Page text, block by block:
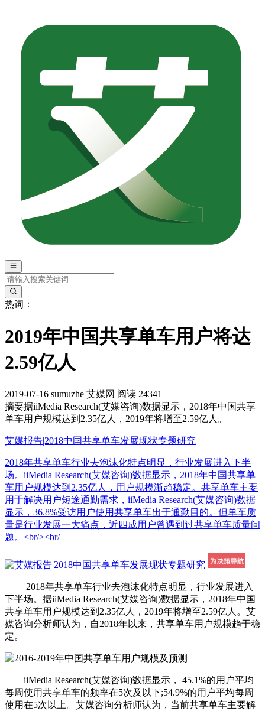
热词：
2019年中国共享单车用户将达
2.59亿人
2019-07-16 sumuzhe 艾媒网 阅读 24341
摘要据iiMedia Research(艾媒咨询)数据显示，2018年中国共享
单车用户规模达到2.35亿人，2019年将增至2.59亿人。
艾媒报告|2018中国共享单车发展现状专题研究
2018年共享单车行业去泡沫化特点明显，行业发展进入下半
场。iiMedia Research(艾媒咨询)数据显示，2018年中国共享单
车用户规模达到2.35亿人，用户规模渐趋稳定。共享单车主要
用于解决用户短途通勤需求，iiMedia Research(艾媒咨询)数据
显示，36.8%受访用户使用共享单车出于通勤目的。但单车质
量是行业发展一大痛点，近四成用户曾遇到过共享单车质量问
题。<br/><br/
2018年共享单车行业去泡沫化特点明显，行业发展进入
下半场。据iiMedia Research(艾媒咨询)数据显示，2018年中国
共享单车用户规模达到2.35亿人，2019年将增至2.59亿人。艾
媒咨询分析师认为，自2018年以来，共享单车用户规模趋于稳
定。
iiMedia Research(艾媒咨询)数据显示， 45.1%的用户平均
每周使用共享单车的频率在5次及以下;54.9%的用户平均每周
使用在5次以上。艾媒咨询分析师认为，当前共享单车主要解